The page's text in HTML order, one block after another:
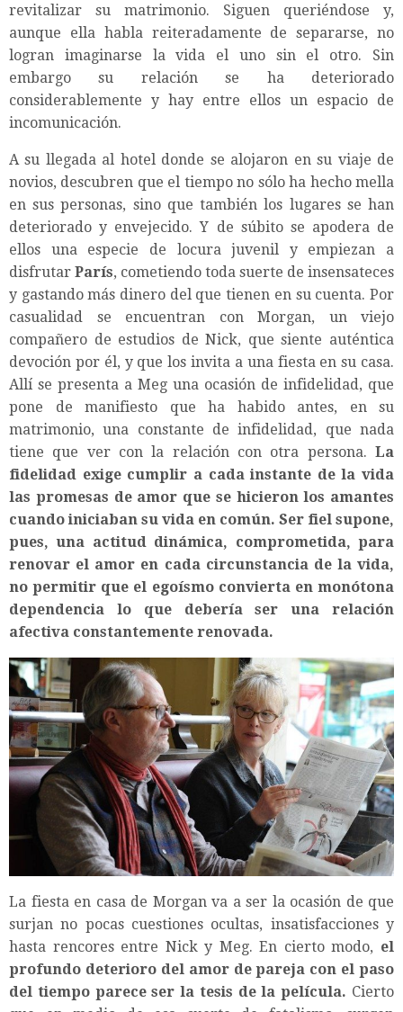
revitalizar su matrimonio. Siguen queriéndose y,
aunque ella habla reiteradamente de separarse, no
logran imaginarse la vida el uno sin el otro. Sin
embargo su relación se ha deteriorado
considerablemente y hay entre ellos un espacio de
incomunicación.
A su llegada al hotel donde se alojaron en su viaje de
novios, descubren que el tiempo no sólo ha hecho mella
en sus personas, sino que también los lugares se han
deteriorado y envejecido. Y de súbito se apodera de
ellos una especie de locura juvenil y empiezan a
disfrutar París, cometiendo toda suerte de insensateces
y gastando más dinero del que tienen en su cuenta. Por
casualidad se encuentran con Morgan, un viejo
compañero de estudios de Nick, que siente auténtica
devoción por él, y que los invita a una fiesta en su casa.
Allí se presenta a Meg una ocasión de infidelidad, que
pone de manifiesto que ha habido antes, en su
matrimonio, una constante de infidelidad, que nada
tiene que ver con la relación con otra persona. La
fidelidad exige cumplir a cada instante de la vida
las promesas de amor que se hicieron los amantes
cuando iniciaban su vida en común. Ser fiel supone,
pues, una actitud dinámica, comprometida, para
renovar el amor en cada circunstancia de la vida,
no permitir que el egoísmo convierta en monótona
dependencia lo que debería ser una relación
afectiva constantemente renovada.
La fiesta en casa de Morgan va a ser la ocasión de que
surjan no pocas cuestiones ocultas, insatisfacciones y
hasta rencores entre Nick y Meg. En cierto modo, el
profundo deterioro del amor de pareja con el paso
del tiempo parece ser la tesis de la película. Cierto